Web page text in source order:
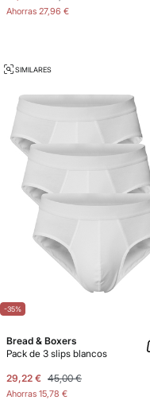
Ahorras 27,96 €
-35%
SIMILARES
Bread & Boxers
Pack de 3 slips blancos
29,22 € 45,00 €
Ahorras 15,78 €